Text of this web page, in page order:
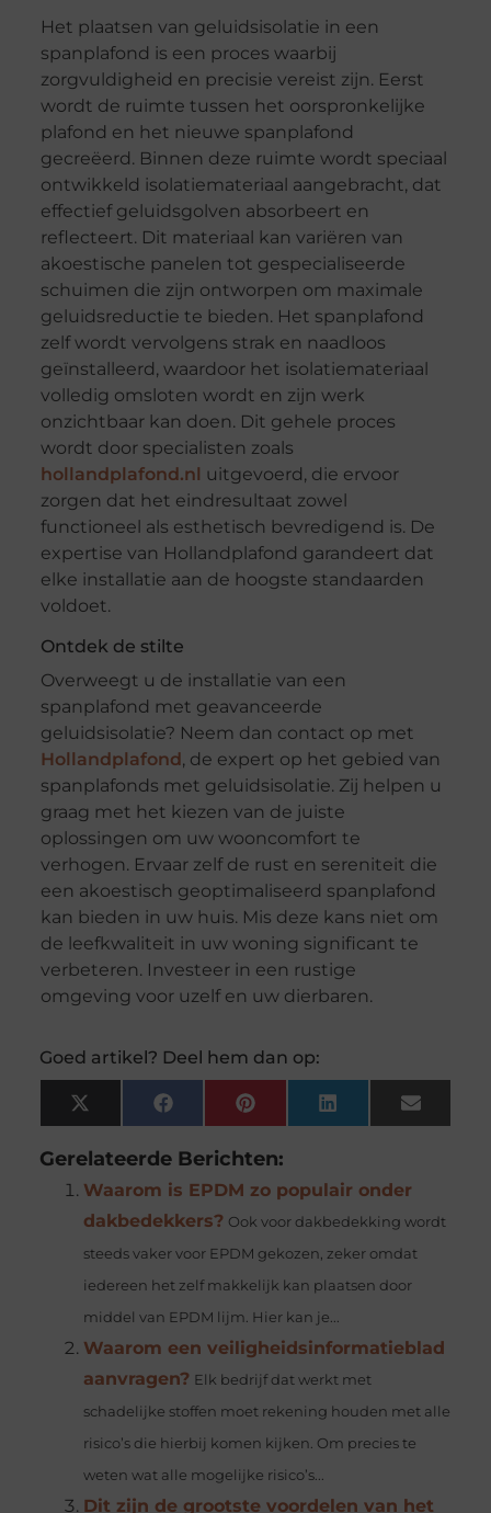
Het plaatsen van geluidsisolatie in een
spanplafond is een proces waarbij
zorgvuldigheid en precisie vereist zijn. Eerst
wordt de ruimte tussen het oorspronkelijke
plafond en het nieuwe spanplafond
gecreëerd. Binnen deze ruimte wordt speciaal
ontwikkeld isolatiemateriaal aangebracht, dat
effectief geluidsgolven absorbeert en
reflecteert. Dit materiaal kan variëren van
akoestische panelen tot gespecialiseerde
schuimen die zijn ontworpen om maximale
geluidsreductie te bieden. Het spanplafond
zelf wordt vervolgens strak en naadloos
geïnstalleerd, waardoor het isolatiemateriaal
volledig omsloten wordt en zijn werk
onzichtbaar kan doen. Dit gehele proces
wordt door specialisten zoals
hollandplafond.nl uitgevoerd, die ervoor
zorgen dat het eindresultaat zowel
functioneel als esthetisch bevredigend is. De
expertise van Hollandplafond garandeert dat
elke installatie aan de hoogste standaarden
voldoet.
Ontdek de stilte
Overweegt u de installatie van een
spanplafond met geavanceerde
geluidsisolatie? Neem dan contact op met
Hollandplafond, de expert op het gebied van
spanplafonds met geluidsisolatie. Zij helpen u
graag met het kiezen van de juiste
oplossingen om uw wooncomfort te
verhogen. Ervaar zelf de rust en sereniteit die
een akoestisch geoptimaliseerd spanplafond
kan bieden in uw huis. Mis deze kans niet om
de leefkwaliteit in uw woning significant te
verbeteren. Investeer in een rustige
omgeving voor uzelf en uw dierbaren.
Goed artikel? Deel hem dan op:
X
(Twitter)
FacebookPinterest LinkedIn Email
Gerelateerde Berichten:
Waarom is EPDM zo populair onder
dakbedekkers? Ook voor dakbedekking wordt
steeds vaker voor EPDM gekozen, zeker omdat
iedereen het zelf makkelijk kan plaatsen door
middel van EPDM lijm. Hier kan je...
Waarom een veiligheidsinformatieblad
aanvragen? Elk bedrijf dat werkt met
schadelijke stoffen moet rekening houden met alle
risico’s die hierbij komen kijken. Om precies te
weten wat alle mogelijke risico’s...
Dit zijn de grootste voordelen van het